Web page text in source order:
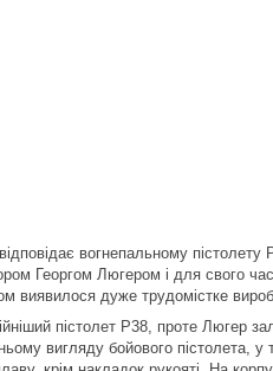
вогнепальному
Георгом Люгером і для свого
виявилося дуже трудомістке
пістолет P38, проте
вигляду бойового